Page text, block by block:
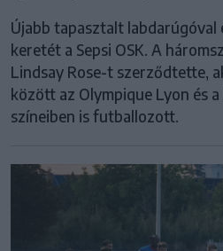
Újabb tapasztalt labdarúgóval
keretét a Sepsi OSK. A
Lindsay Rose-t szerződtette,
között az Olympique Lyon és
színeiben is futballozott.